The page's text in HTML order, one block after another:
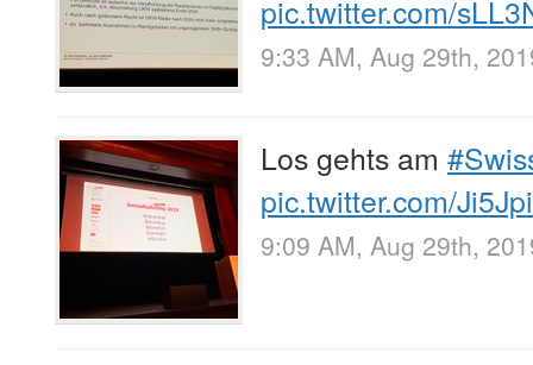
pic.twitter.com/
9:33 AM, Aug 29th,
Los gehts am
pic.twitter.com/
9:09 AM, Aug 29th,